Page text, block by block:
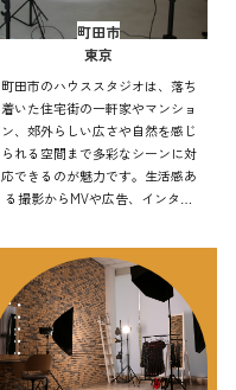
町田市
東京
町田市のハウススタジオは、落ち
着いた住宅街の一軒家やマンショ
ン、郊外らしい広さや自然を感じ
られる空間まで多彩なシーンに対
応できるのが魅力です。生活感あ
る撮影からMVや広告、インタビ
アクセス良好で効率的にバリエー
ション豊かな撮影を実現できま
す。